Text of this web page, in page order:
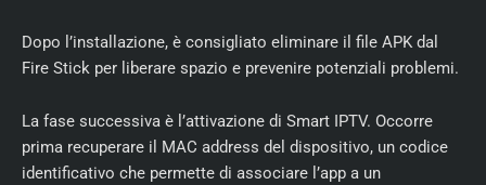
Dopo l’installazione, è consigliato eliminare il file APK dal
Fire Stick per liberare spazio e prevenire potenziali problemi.
La fase successiva è l’attivazione di Smart IPTV. Occorre
prima recuperare il MAC address del dispositivo, un codice
identificativo che permette di associare l’app a un